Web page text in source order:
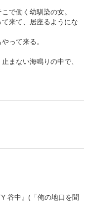
で働く幼馴染の女。
来て、居座るようにな
って来る。
まない海鳴りの中で、
谷中』(「俺の地口を聞